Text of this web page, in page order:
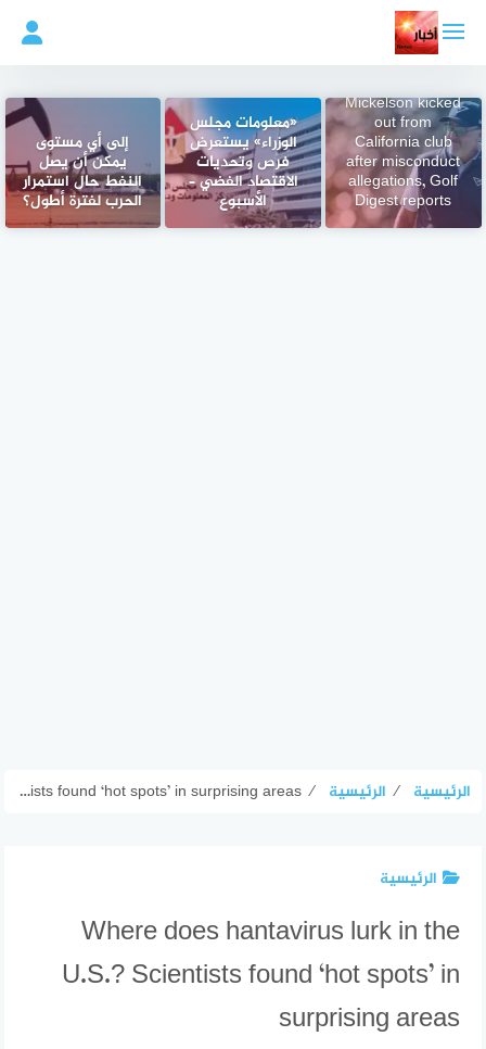
المحتوى
Mickelson kicked
out from
California club
after misconduct
allegations, Golf
Digest reports
«معلومات مجلس
الوزراء» يستعرض
فرص وتحديات
الاقتصاد الفضي –
الأسبوع
إلى أي مستوى
يمكن أن يصل
النفط حال استمرار
الحرب لفترة أطول؟
الرئيسية ⁄ الرئيسية ⁄
Where does hantavirus lurk in the U.S.? Scientists found ‘hot spots’ in surprising areas
الرئيسية
Where does hantavirus lurk in the
U.S.? Scientists found ‘hot spots’ in
surprising areas